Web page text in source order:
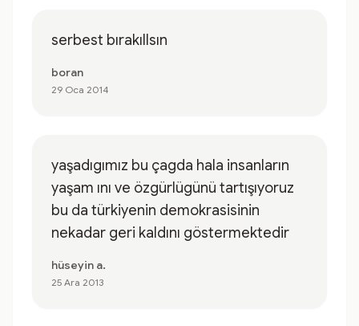
serbest bırakıllsın
boran
29 Oca 2014
yaşadıgımız bu çagda hala insanların
yaşam ını ve özgürlügünü tartışıyoruz
bu da türkiyenin demokrasisinin
nekadar geri kaldını göstermektedir
hüseyin a.
25 Ara 2013